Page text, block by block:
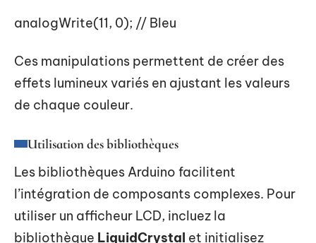
analogWrite(11, 0); // Bleu
Ces manipulations permettent de créer des
effets lumineux variés en ajustant les valeurs
de chaque couleur.
Utilisation des bibliothèques
Les bibliothèques Arduino facilitent
l’intégration de composants complexes. Pour
utiliser un afficheur LCD, incluez la
bibliothèque LiquidCrystal et initialisez